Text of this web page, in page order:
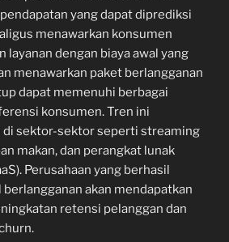
yang dapat diprediksi
menawarkan konsumen
layanan dengan biaya awal yang
menawarkan paket berlangganan
dapat memenuhi berbagai
konsumen. Tren ini
sektor-sektor seperti streaming
makan, dan perangkat lunak
Perusahaan yang berhasil
akan mendapatkan
retensi pelanggan dan